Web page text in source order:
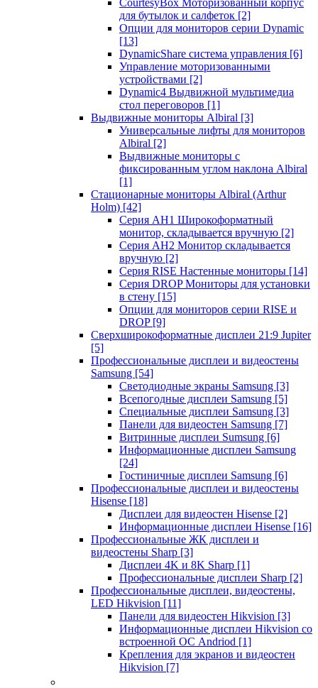
CourtesyBox Моторизованный корпус
для бутылок и салфеток [2]
Опции для мониторов серии Dynamic
[13]
DynamicShare система управления [6]
Управление моторизованными
устройствами [2]
Dynamic4 Выдвижной мультимедиа
стол переговоров [1]
Выдвижные мониторы Albiral [3]
Универсальные лифты для мониторов
Albiral [2]
Выдвижные мониторы с
фиксированным углом наклона Albiral
[1]
Стационарные мониторы Albiral (Arthur
Holm) [42]
Серия AH1 Широкоформатный
монитор, складывается вручную [2]
Серия AH2 Монитор складывается
вручную [2]
Серия RISE Настенные мониторы [14]
Серия DROP Мониторы для установки
в стену [15]
Опции для мониторов серии RISE и
DROP [9]
Сверхширокоформатные дисплеи 21:9 Jupiter
[5]
Профессиональные дисплеи и видеостены
Samsung [54]
Светодиодные экраны Samsung [3]
Всепогодные дисплеи Samsung [5]
Специальные дисплеи Samsung [3]
Панели для видеостен Samsung [7]
Витринные дисплеи Sumsung [6]
Информационные дисплеи Samsung
[24]
Гостиничные дисплеи Samsung [6]
Профессиональные дисплеи и видеостены
Hisense [18]
Дисплеи для видеостен Hisense [2]
Информационные дисплеи Hisense [16]
Профессиональные ЖК дисплеи и
видеостены Sharp [3]
Дисплеи 4K и 8K Sharp [1]
Профессиональные дисплеи Sharp [2]
Профессиональные дисплеи, видеостены,
LED Hikvision [11]
Панели для видеостен Hikvision [3]
Информационные дисплеи Hikvision со
встроенной ОС Andriod [1]
Крепления для экранов и видеостен
Hikvision [7]